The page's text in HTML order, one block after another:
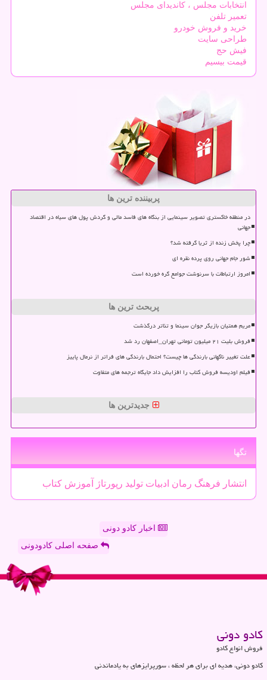
انتخابات مجلس ، کاندیدای مجلس
تعمیر تلفن
خرید و فروش خودرو
طراحی سایت
فیش حج
قیمت بیسیم
پربیننده ترین ها
در منطقه خاکستری تصویر سینمایی از بنگاه های فاسد مالی و گردش پول های سیاه در اقتصاد
جهانی
چرا پخش زنده از ثریا گرفته شد؟
شور جام جهانی روی پرده نقره ای
امروز ارتباطات با سرنوشت جوامع گره خورده است
پربحث ترین ها
مریم همتیان بازیگر جوان سینما و تئاتر درگذشت
فروش بلیت ۲۱ میلیون تومانی تهران_اصفهان رد شد
علت تغییر ناگهانی بارندگی ها چیست؟ احتمال بارندگی های فراتر از نرمال پاییز
فیلم اودیسه فروش کتاب را افزایش داد جایگاه ترجمه های متفاوت
جدیدترین ها
تگها
انتشار فرهنگ رمان ادبیات تولید رپورتاژ آموزش كتاب
اخبار کادو دونی
صفحه اصلی کادودونی
كادو دونی
فروش انواع کادو
کادو دونی، هدیه ای برای هر لحظه ، سورپرایزهای به یادماندنی